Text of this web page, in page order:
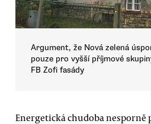
Argument, že Nová zelená
pouze pro vyšší příjmové
FB Zofi fasády
Energetická chudoba